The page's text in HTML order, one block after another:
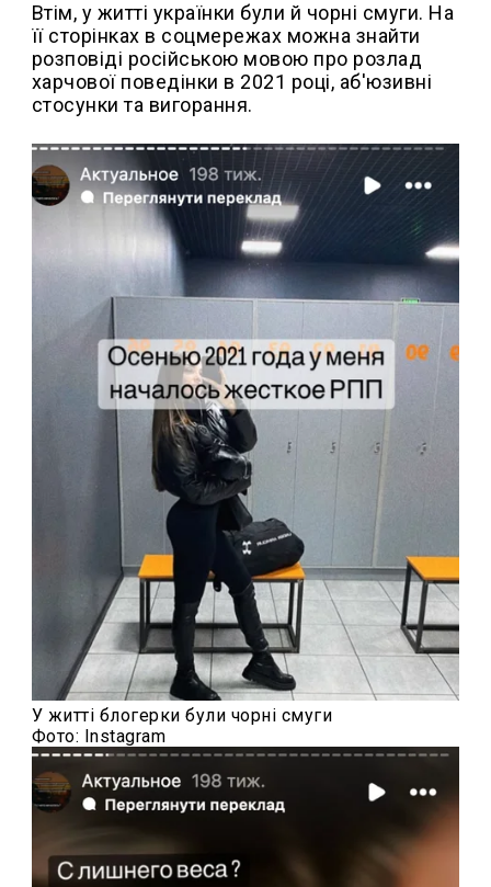
Втім, у житті українки були й чорні смуги. На
її сторінках в соцмережах можна знайти
розповіді російською мовою про розлад
харчової поведінки в 2021 році, аб'юзивні
стосунки та вигорання.
У житті блогерки були чорні смуги
Фото: Instagram